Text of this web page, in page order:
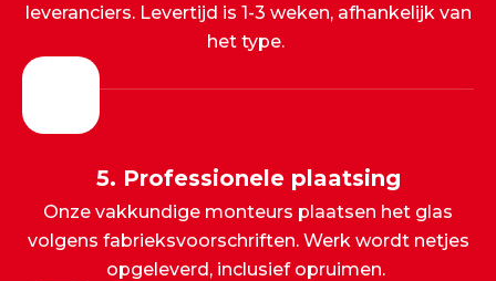
leveranciers. Levertijd is 1-3 weken, afhankelijk van
het type.
5. Professionele plaatsing
Onze vakkundige monteurs plaatsen het glas
volgens fabrieksvoorschriften. Werk wordt netjes
opgeleverd, inclusief opruimen.